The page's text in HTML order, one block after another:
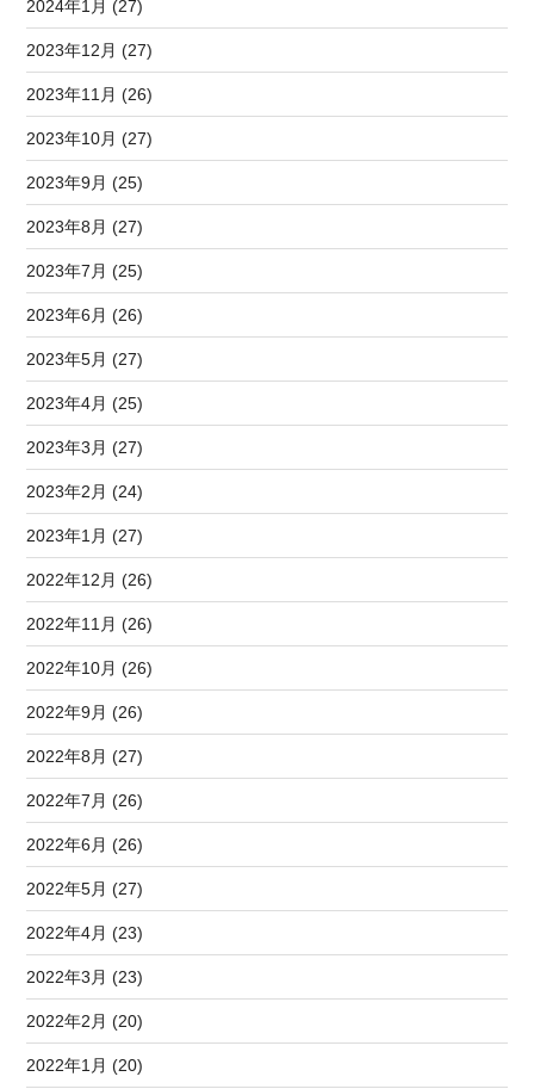
2024年1月 (27)
2023年12月 (27)
2023年11月 (26)
2023年10月 (27)
2023年9月 (25)
2023年8月 (27)
2023年7月 (25)
2023年6月 (26)
2023年5月 (27)
2023年4月 (25)
2023年3月 (27)
2023年2月 (24)
2023年1月 (27)
2022年12月 (26)
2022年11月 (26)
2022年10月 (26)
2022年9月 (26)
2022年8月 (27)
2022年7月 (26)
2022年6月 (26)
2022年5月 (27)
2022年4月 (23)
2022年3月 (23)
2022年2月 (20)
2022年1月 (20)